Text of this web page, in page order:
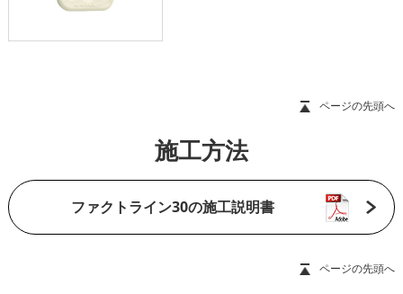
ページの先頭へ
施工方法
ファクトライン30の施工説明書
ページの先頭へ